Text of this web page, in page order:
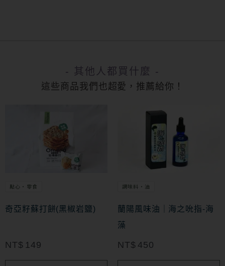
- 其他人都買什麼 -
這些商品我們也超愛，推薦給你！
點心・零食
奇亞籽蘇打餅(黑椒岩鹽)
NT$ 149
調味料・油
蘭陽風味油｜海之吮指-海
藻
NT$ 450